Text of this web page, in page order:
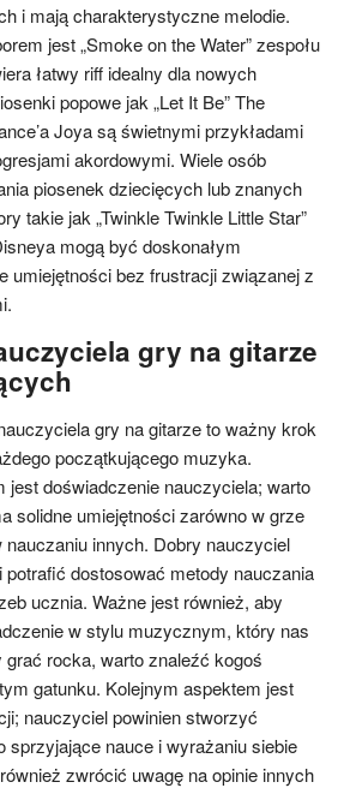
i mają charakterystyczne melodie.
jest „Smoke on the Water” zespołu
łatwy riff idealny dla nowych
popowe jak „Let It Be” The
Joya są świetnymi przykładami
akordowymi. Wiele osób
piosenek dziecięcych lub znanych
takie jak „Twinkle Twinkle Little Star”
mogą być doskonałym
umiejętności bez frustracji związanej z
gry na gitarze
gry na gitarze to ważny krok
początkującego muzyka.
jest doświadczenie nauczyciela; warto
solidne umiejętności zarówno w grze
nauczaniu innych. Dobry nauczyciel
dostosować metody nauczania
ucznia. Ważne jest również, aby
w stylu muzycznym, który nas
rocka, warto znaleźć kogoś
gatunku. Kolejnym aspektem jest
nauczyciel powinien stworzyć
sprzyjające nauce i wyrażaniu siebie
zwrócić uwagę na opinie innych